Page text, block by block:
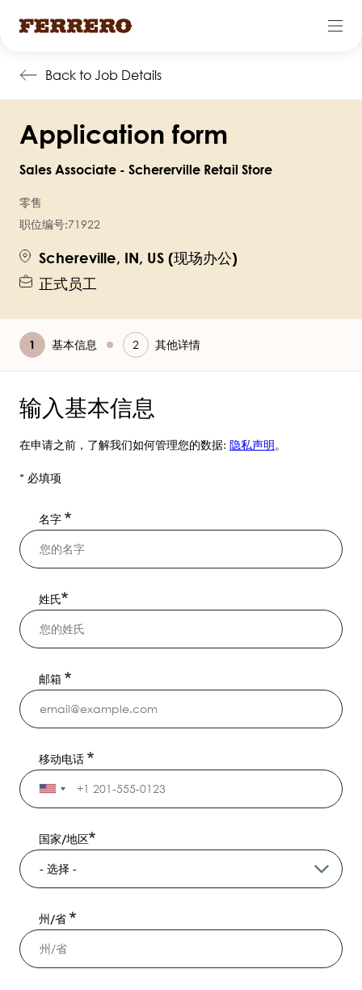
Back to Job Details
Application form
Sales Associate - Schererville Retail Store
零售
职位编号:71922
Schereville, IN, US (现场办公)
正式员工
当
基本信息 其他详情
输入基本信息
在申请之前，了解我们如何管理您的数据: 隐私声明。
* 必填项
名字
姓氏
邮箱
移动电话
国家/地区
州/省